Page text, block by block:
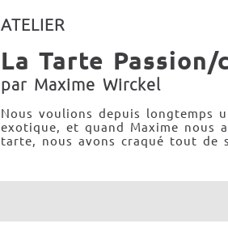
ATELIER
La Tarte Passion/
par Maxime Wirckel
Nous voulions depuis longtemps
exotique, et quand Maxime nous
tarte, nous avons craqué tout de